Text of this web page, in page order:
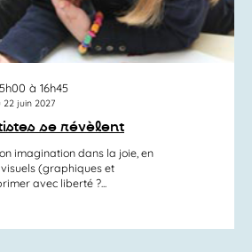
à 16h45
22 juin 2027
se révèlent
imagination dans la joie, en
(graphiques et
avec liberté ?...